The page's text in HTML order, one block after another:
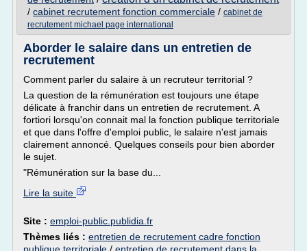
/ cabinet recrutement fonction commerciale / cabinet de
recrutement michael page international
Aborder le salaire dans un entretien de
recrutement
Comment parler du salaire à un recruteur territorial ?
La question de la rémunération est toujours une étape
délicate à franchir dans un entretien de recrutement. A
fortiori lorsqu'on connait mal la fonction publique territoriale
et que dans l'offre d'emploi public, le salaire n'est jamais
clairement annoncé. Quelques conseils pour bien aborder
le sujet.
"Rémunération sur la base du...
Lire la suite
Site : emploi-public.publidia.fr
Thèmes liés : entretien de recrutement cadre fonction